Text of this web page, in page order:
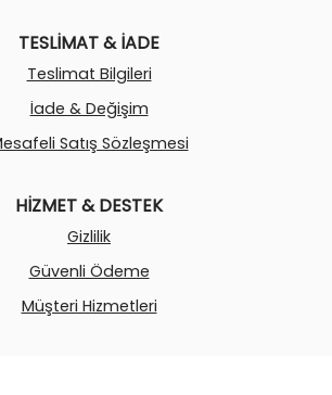
TESLİMAT & İADE
Teslimat Bilgileri
İade & Değişim
Satış Sözleşmesi
HİZMET & DESTEK
Gizlilik
Güvenli Ödeme
Müşteri Hizmetleri